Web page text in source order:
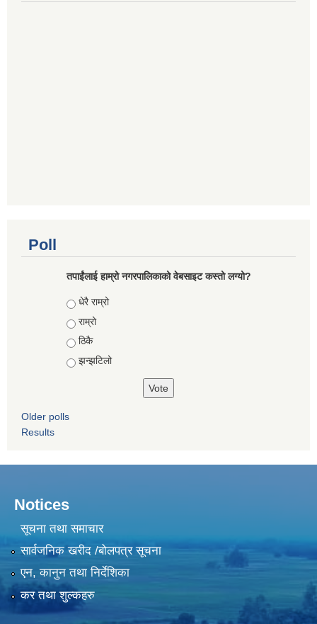
Poll
तपाईंलाई हाम्रो नगरपालिकाको वेबसाइट कस्तो लग्यो?
Choices
धेरै राम्रो
राम्रो
ठिकै
झन्झटिलो
Older polls
Results
Notices
सूचना तथा समाचार
सार्वजनिक खरीद /बोलपत्र सूचना
एन, कानुन तथा निर्देशिका
कर तथा शुल्कहरु